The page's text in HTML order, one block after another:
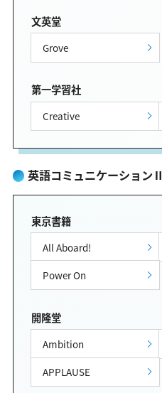
文英堂
Grove
第一学習社
Creative
英語コミュニケーションⅡ
東京書籍
All Aboard!
Power On
開隆堂
Ambition
APPLAUSE